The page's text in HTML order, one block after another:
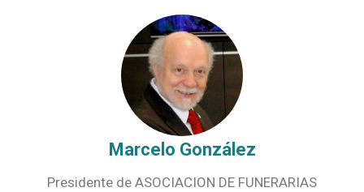
Marcelo González
Presidente de ASOCIACION DE FUNERARIAS